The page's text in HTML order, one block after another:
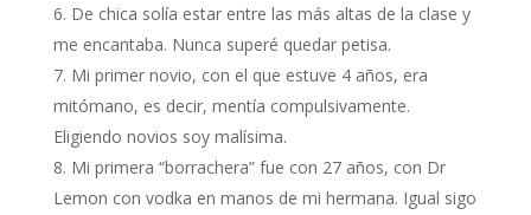
De chica solía estar entre las más altas de la clase y
me encantaba. Nunca superé quedar petisa.
Mi primer novio, con el que estuve 4 años, era
mitómano, es decir, mentía compulsivamente.
Eligiendo novios soy malísima.
Mi primera “borrachera” fue con 27 años, con Dr
Lemon con vodka en manos de mi hermana. Igual sigo